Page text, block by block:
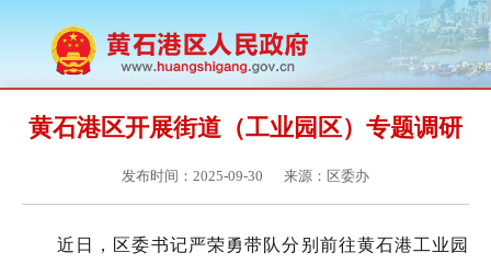
黄石港区开展街道（工业园区）专题调研
发布时间：2025-09-30 来源：区委办
近日，区委书记严荣勇带队分别前往黄石港工业园